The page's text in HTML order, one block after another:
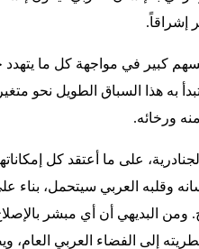
إشراقاً.
كبير في مواجهة كل ما يتهدد
به هذا السباق الطويل نحو
ورخائه.
على ما أعتقد كل
وقلبه العربي سيتحمل،
ومن البديهي أن أي مبشر
إلى الفضاء العربي العام،